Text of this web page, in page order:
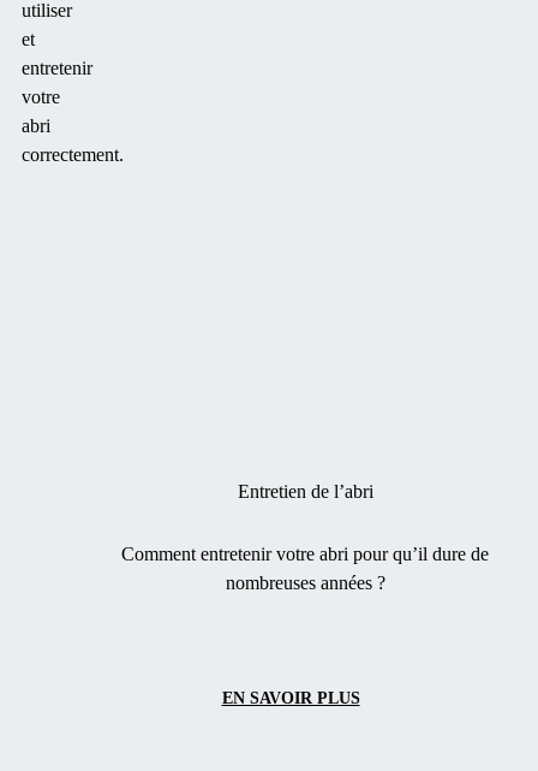
utiliser
et
entretenir
votre
abri
correctement.
Entretien de l’abri
Comment entretenir votre abri pour qu’il dure de
nombreuses années ?
EN SAVOIR PLUS